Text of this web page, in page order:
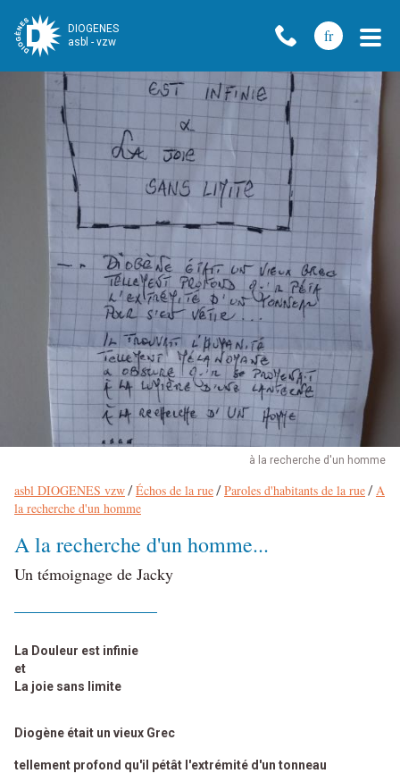
DIOGENES
asbl - vzw
fr
à la recherche d'un homme
Fil
d’Ariane
asbl DIOGENES vzw/Échos de la rue/Paroles d'habitants de la rue/A
la recherche d'un homme
A la recherche d'un homme...
Un témoignage de Jacky
La Douleur est infinie
et
La joie sans limite
Diogène était un vieux Grec
tellement profond qu'il pétât l'extrémité d'un tonneau